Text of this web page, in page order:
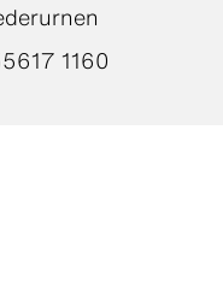
1160